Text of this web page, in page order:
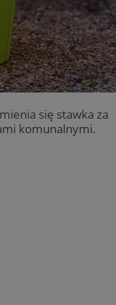
się stawka za
komunalnymi.